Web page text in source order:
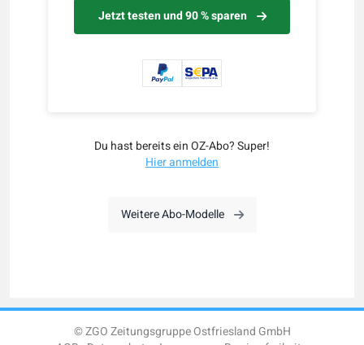
Jetzt testen und 90 % sparen
Du hast bereits ein OZ-Abo? Super!
Hier anmelden
Weitere Abo-Modelle
© ZGO Zeitungsgruppe Ostfriesland GmbH